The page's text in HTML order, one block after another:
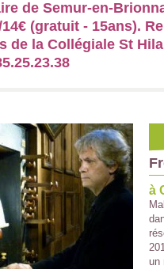
de Semur-en-
14€ (gratuit - 15ans).
de la Collégiale St
à
un